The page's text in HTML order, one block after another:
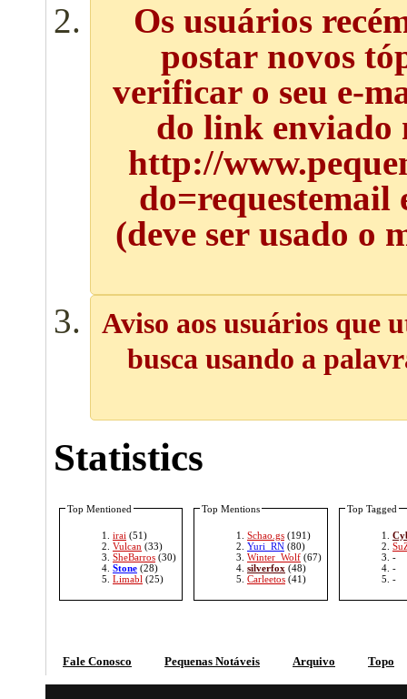
Os usuários
postar novos
verificar o seu e-
do link enviado
http://
do=requestemail
(deve ser usado o
Aviso aos usuários que
busca usando a
Statistics
Top Mentioned
irai (51)
Vulcan (33)
SheBarros (30)
Stone (28)
Limabl (25)
Top Mentions
Schao.gs (191)
Yuri_RN (80)
Winter_Wolf (67)
silverfox (48)
Carleetos (41)
Top Tagged
-
-
-
Fale Conosco Pequenas Notáveis Arquivo Topo